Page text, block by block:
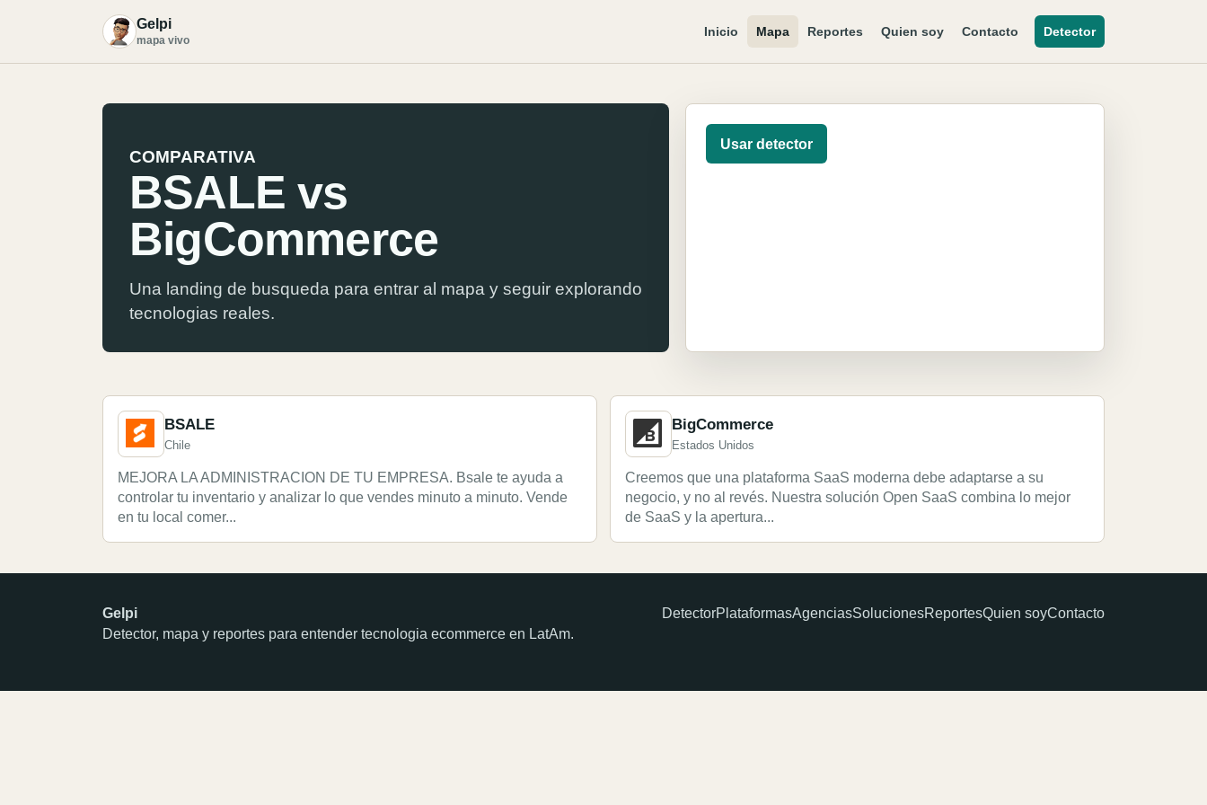
G Gelpi
mapa vivo
Inicio Mapa Reportes Quien soy Contacto Detector
COMPARATIVA
BSALE vs
BigCommerce
Una landing de busqueda para entrar al mapa y seguir explorando
tecnologias reales.
Usar detector
BSALE
Chile
MEJORA LA ADMINISTRACION DE TU EMPRESA. Bsale te ayuda a
controlar tu inventario y analizar lo que vendes minuto a minuto. Vende
en tu local comer...
BigCommerce
Estados Unidos
Creemos que una plataforma SaaS moderna debe adaptarse a su
negocio, y no al revés. Nuestra solución Open SaaS combina lo mejor
de SaaS y la apertura...
Gelpi
Detector, mapa y reportes para entender tecnologia ecommerce en LatAm.
DetectorPlataformasAgenciasSolucionesReportesQuien soyContacto